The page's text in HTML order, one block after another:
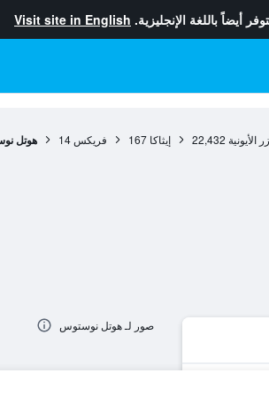
أيضاً باللغة الإنجليزية. Visit site in English
الأيونية 22,432 إيثاكا 167 فريكس 14 هوتل
صور لـ هوتل نوستوس